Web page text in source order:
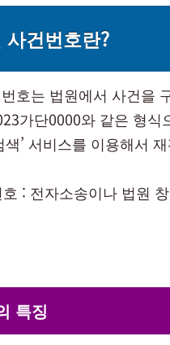
사건번호란?
호는 법원에서 사건을
가단0000와 같은 형식
색’ 서비스를 이용해서
: 전자소송이나 법원
특징